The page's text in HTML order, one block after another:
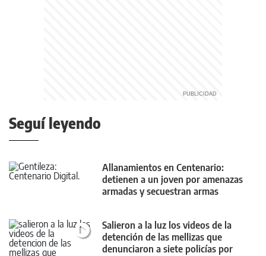
Seguí leyendo
Allanamientos en Centenario:
detienen a un joven por amenazas
armadas y secuestran armas
Salieron a la luz los videos de la
detención de las mellizas que
denunciaron a siete policías por